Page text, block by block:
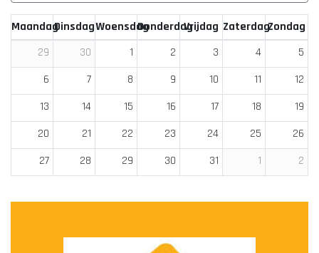
MaandagDinsdagWoensdagDonderdagVrijdag ZaterdagZondag
29 30 1 2 3 4
5
6
7 8 9 10 11
12
13
14 15 16 17 18
19
20
21 22 23 24 25
26
27
28 29 30 31 1 2